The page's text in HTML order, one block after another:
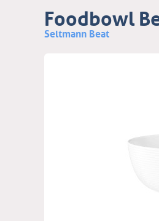
Foodbowl
Seltmann Beat